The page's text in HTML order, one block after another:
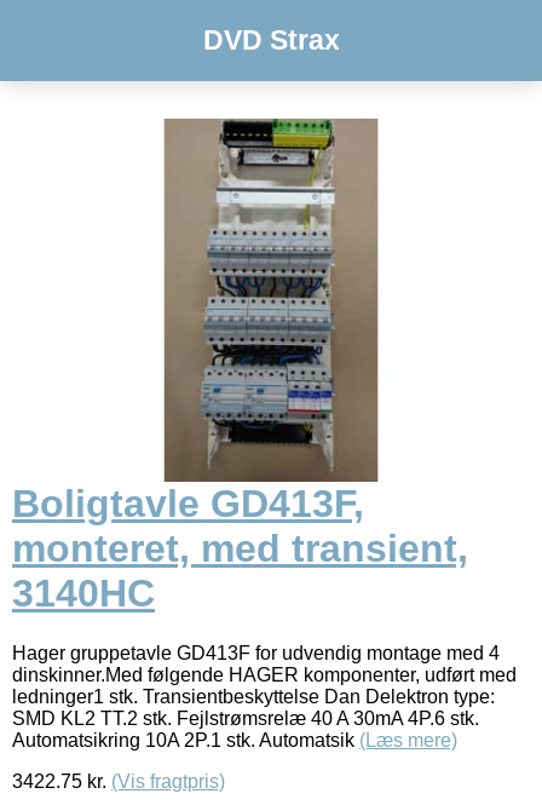
DVD Strax
Boligtavle GD413F,
monteret, med transient,
3140HC
Hager gruppetavle GD413F for udvendig montage med 4
dinskinner.Med følgende HAGER komponenter, udført med
ledninger1 stk. Transientbeskyttelse Dan Delektron type:
SMD KL2 TT.2 stk. Fejlstrømsrelæ 40 A 30mA 4P.6 stk.
Automatsikring 10A 2P.1 stk. Automatsik (Læs mere)
3422.75 kr. (Vis fragtpris)